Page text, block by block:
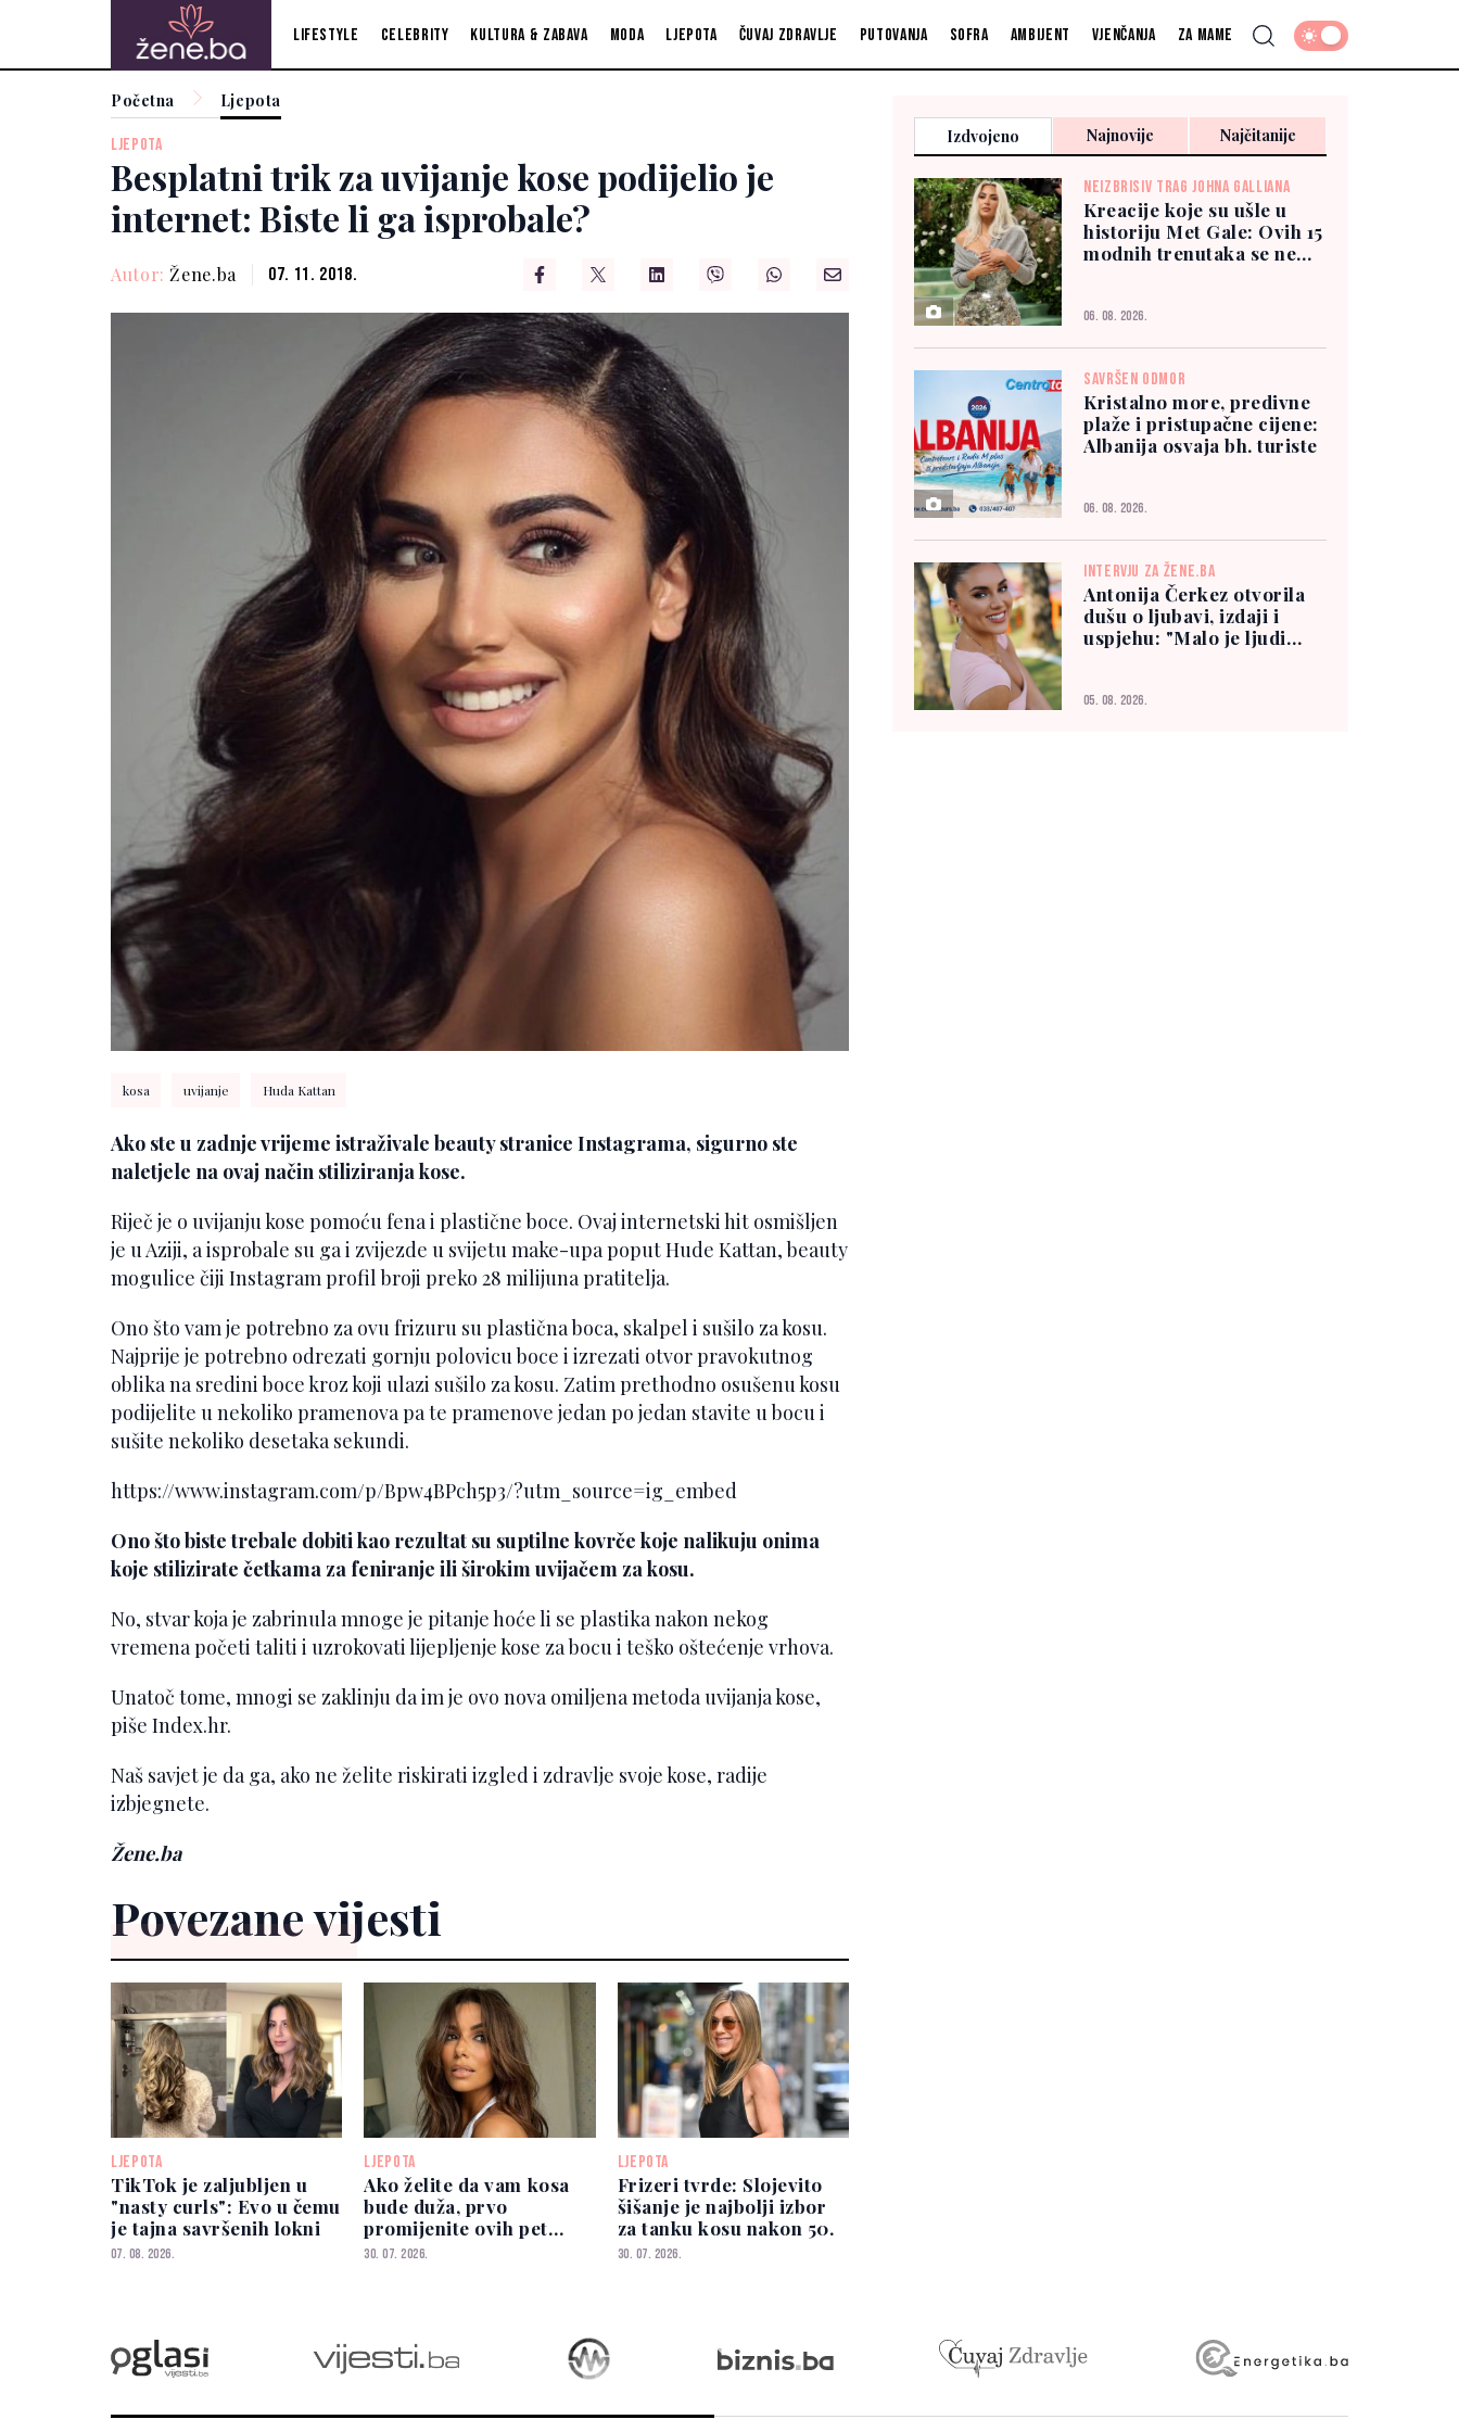
Lifestyle Celebrity Kultura & zabava Moda Ljepota Čuvaj zdravlje Putovanja Sofra Ambijent Vjenčanja Za mame
Početna Ljepota
LJEPOTA
Besplatni trik za uvijanje kose podijelio je
internet: Biste li ga isprobale?
Autor: Žene.ba 07. 11. 2018.
kosa uvijanje Huda Kattan
Ako ste u zadnje vrijeme istraživale beauty stranice Instagrama, sigurno ste
naletjele na ovaj način stiliziranja kose.
Riječ je o uvijanju kose pomoću fena i plastične boce. Ovaj internetski hit osmišljen
je u Aziji, a isprobale su ga i zvijezde u svijetu make-upa poput Hude Kattan, beauty
mogulice čiji Instagram profil broji preko 28 milijuna pratitelja.
Ono što vam je potrebno za ovu frizuru su plastična boca, skalpel i sušilo za kosu.
Najprije je potrebno odrezati gornju polovicu boce i izrezati otvor pravokutnog
oblika na sredini boce kroz koji ulazi sušilo za kosu. Zatim prethodno osušenu kosu
podijelite u nekoliko pramenova pa te pramenove jedan po jedan stavite u bocu i
sušite nekoliko desetaka sekundi.
https://www.instagram.com/p/Bpw4BPch5p3/?utm_source=ig_embed
Ono što biste trebale dobiti kao rezultat su suptilne kovrče koje nalikuju onima
koje stilizirate četkama za feniranje ili širokim uvijačem za kosu.
No, stvar koja je zabrinula mnoge je pitanje hoće li se plastika nakon nekog
vremena početi taliti i uzrokovati lijepljenje kose za bocu i teško oštećenje vrhova.
Unatoč tome, mnogi se zaklinju da im je ovo nova omiljena metoda uvijanja kose,
piše Index.hr.
Naš savjet je da ga, ako ne želite riskirati izgled i zdravlje svoje kose, radije
izbjegnete.
Žene.ba
Povezane vijesti
LJEPOTA
TikTok je zaljubljen u
"nasty curls": Evo u čemu
je tajna savršenih lokni
07. 08. 2026.
LJEPOTA
Ako želite da vam kosa
bude duža, prvo
promijenite ovih pet
navika
30. 07. 2026.
LJEPOTA
Frizeri tvrde: Slojevito
šišanje je najbolji izbor
za tanku kosu nakon 50.
30. 07. 2026.
Izdvojeno Najnovije Najčitanije
NEIZBRISIV TRAG JOHNA GALLIANA
Kreacije koje su ušle u
historiju Met Gale: Ovih 15
modnih trenutaka se ne
06. 08. 2026.
SAVRŠEN ODMOR
Kristalno more, predivne
plaže i pristupačne cijene:
Albanija osvaja bh. turiste
06. 08. 2026.
INTERVJU ZA ŽENE.BA
Antonija Čerkez otvorila
dušu o ljubavi, izdaji i
uspjehu: "Malo je ljudi
05. 08. 2026.